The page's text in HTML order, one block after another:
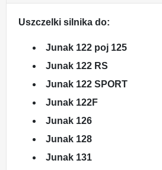
Uszczelki silnika do:
Junak 122 poj 125
Junak 122 RS
Junak 122 SPORT
Junak 122F
Junak 126
Junak 128
Junak 131